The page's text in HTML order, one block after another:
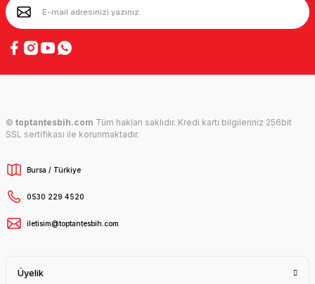
© toptantesbih.com Tüm hakları saklıdır. Kredi kartı bilgileriniz 256bit
SSL sertifikası ile korunmaktadır.
Bursa / Türkiye
0530 229 4520
iletisim@toptantesbih.com
Üyelik